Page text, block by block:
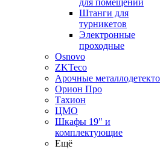
для помещений
Штанги для
турникетов
Электронные
проходные
Osnovo
ZKTeco
Арочные
Орион Про
Тахион
ЦМО
Шкафы 19" и
комплектующие
Ещё